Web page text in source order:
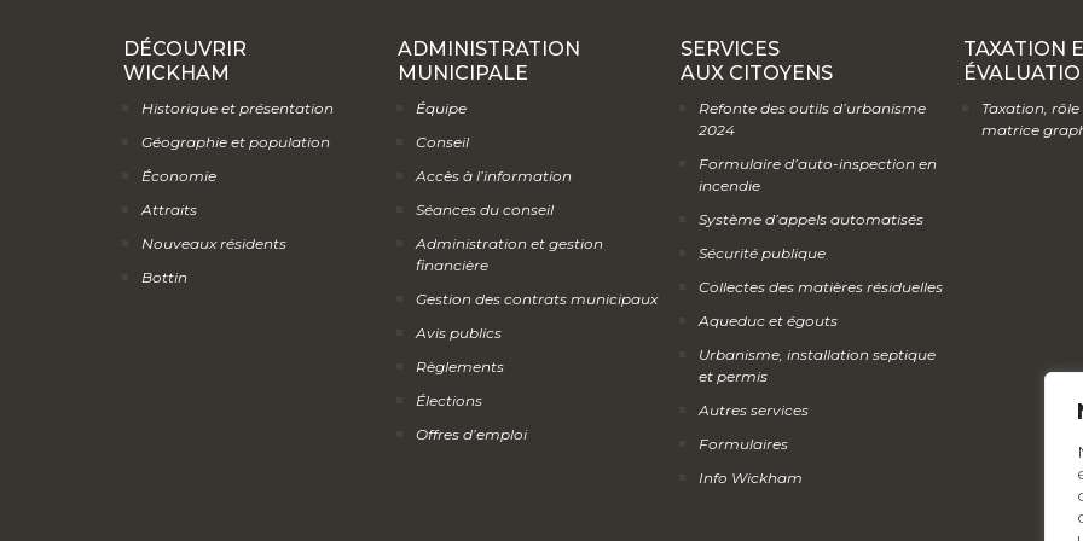
DÉCOUVRIR
WICKHAM
Historique et présentation
Géographie et population
Économie
Attraits
Nouveaux résidents
Bottin
ADMINISTRATION
MUNICIPALE
Équipe
Conseil
Accès à l’information
Séances du conseil
Administration et gestion
financière
Gestion des contrats municipaux
Avis publics
Règlements
Élections
Offres d’emploi
SERVICES
AUX CITOYENS
Refonte des outils d’urbanisme
2024
Formulaire d’auto-inspection en
incendie
Système d’appels automatisés
Sécurité publique
Collectes des matières résiduelles
Aqueduc et égouts
Urbanisme, installation septique
et permis
Autres services
Formulaires
Info Wickham
TAXATION
Taxation,
matrice